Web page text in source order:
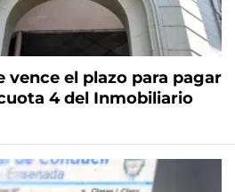
vence el plazo para pagar
4 del Inmobiliario